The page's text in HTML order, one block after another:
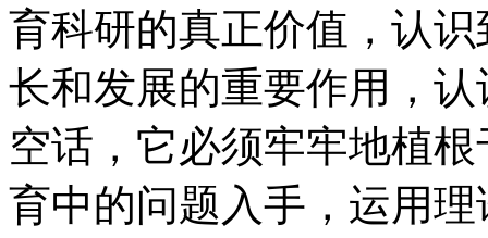
育科研的真正价值，认
长和发展的重要作用，
空话，它必须牢牢地植
育中的问题入手，运用